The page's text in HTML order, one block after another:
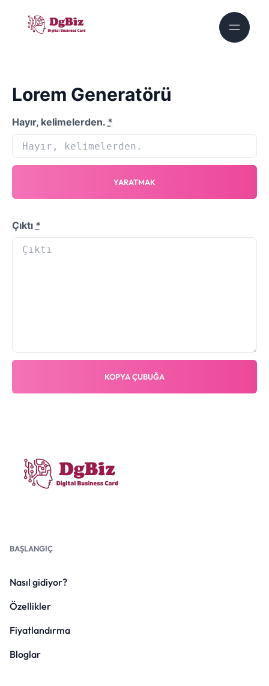
Lorem Generatörü
Hayır, kelimelerden. *
YARATMAK
Çıktı *
KOPYA ÇUBUĞA
BAŞLANGIÇ
Nasıl gidiyor?
Özellikler
Fiyatlandırma
Bloglar